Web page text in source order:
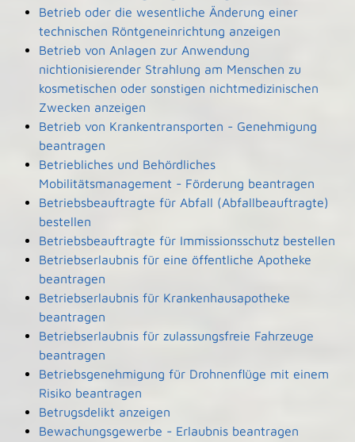
Betrieb oder die wesentliche Änderung einer
technischen Röntgeneinrichtung anzeigen
Betrieb von Anlagen zur Anwendung
nichtionisierender Strahlung am Menschen zu
kosmetischen oder sonstigen nichtmedizinischen
Zwecken anzeigen
Betrieb von Krankentransporten - Genehmigung
beantragen
Betriebliches und Behördliches
Mobilitätsmanagement - Förderung beantragen
Betriebsbeauftragte für Abfall (Abfallbeauftragte)
bestellen
Betriebsbeauftragte für Immissionsschutz bestellen
Betriebserlaubnis für eine öffentliche Apotheke
beantragen
Betriebserlaubnis für Krankenhausapotheke
beantragen
Betriebserlaubnis für zulassungsfreie Fahrzeuge
beantragen
Betriebsgenehmigung für Drohnenflüge mit einem
Risiko beantragen
Betrugsdelikt anzeigen
Bewachungsgewerbe - Erlaubnis beantragen